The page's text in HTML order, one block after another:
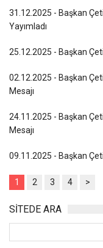
31.12.2025 - Başkan
Yayımladı
25.12.2025 - Başkan
02.12.2025 - Başkan
Mesajı
24.11.2025 - Başkan
Mesajı
09.11.2025 - Başkan
1 2 3 4 >
SİTEDE ARA